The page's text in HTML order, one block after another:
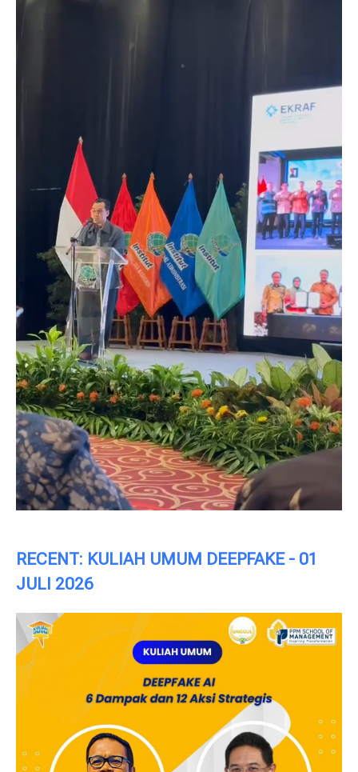
RECENT: KULIAH UMUM DEEPFAKE - 01
JULI 2026